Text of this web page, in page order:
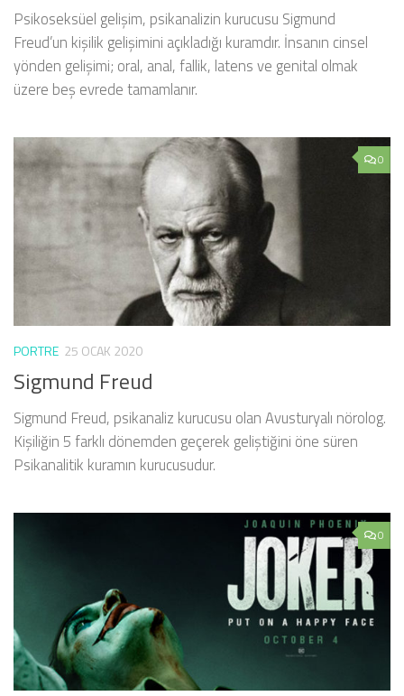
Psikoseksüel gelişim, psikanalizin kurucusu Sigmund
Freud’un kişilik gelişimini açıkladığı kuramdır. İnsanın cinsel
yönden gelişimi; oral, anal, fallik, latens ve genital olmak
üzere beş evrede tamamlanır.
0
PORTRE 25 OCAK 2020
Sigmund Freud
Sigmund Freud, psikanaliz kurucusu olan Avusturyalı nörolog.
Kişiliğin 5 farklı dönemden geçerek geliştiğini öne süren
Psikanalitik kuramın kurucusudur.
0